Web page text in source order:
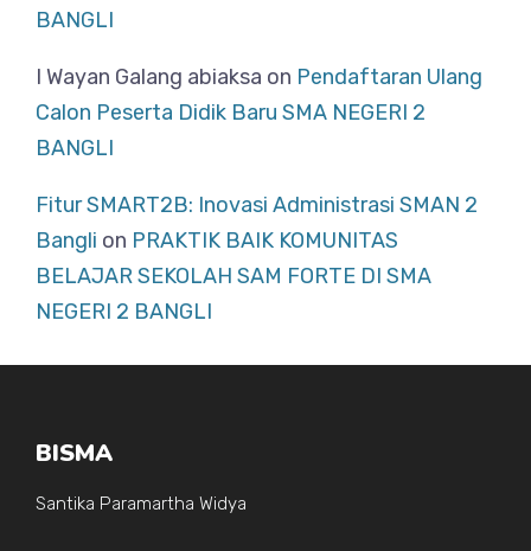
BANGLI
I Wayan Galang abiaksa on Pendaftaran Ulang
Calon Peserta Didik Baru SMA NEGERI 2
BANGLI
Fitur SMART2B: Inovasi Administrasi SMAN 2
Bangli on PRAKTIK BAIK KOMUNITAS
BELAJAR SEKOLAH SAM FORTE DI SMA
NEGERI 2 BANGLI
BISMA
Santika Paramartha Widya